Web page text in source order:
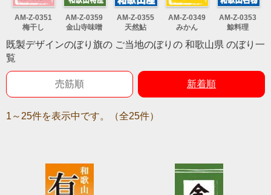
AM-Z-0351
梅干し
AM-Z-0359
金山寺味噌
AM-Z-0355
天然鮎
AM-Z-0349
みかん
AM-Z-0353
鯨料理
既製デザインのぼり旗の ご当地のぼりの 和歌山県 のぼり一
覧
売筋順 新着順
1～25件を表示中です。（全25件）